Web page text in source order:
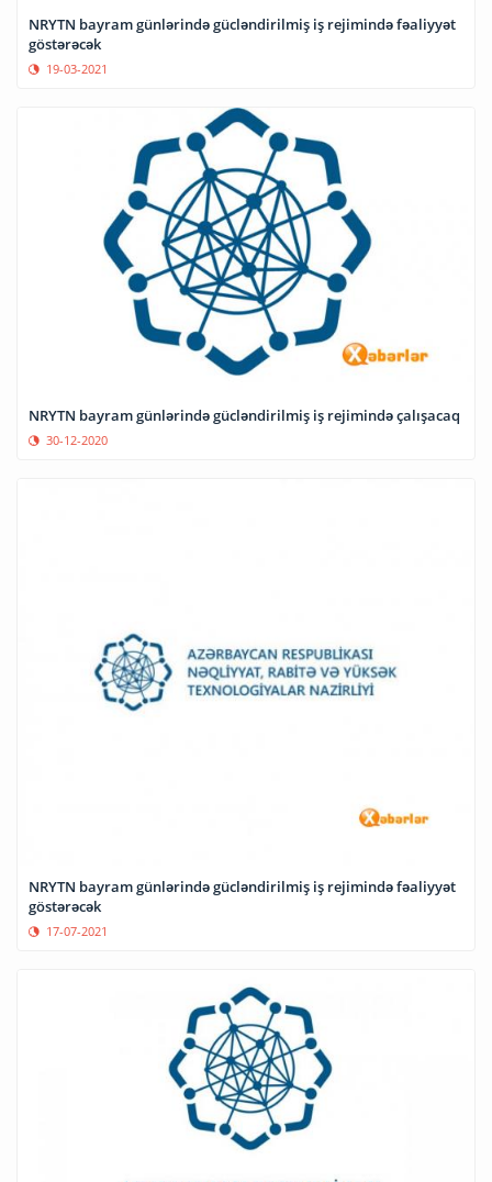
NRYTN bayram günlərində gücləndirilmiş iş rejimində fəaliyyət
göstərəcək
19-03-2021
NRYTN bayram günlərində gücləndirilmiş iş rejimində çalışacaq
30-12-2020
NRYTN bayram günlərində gücləndirilmiş iş rejimində fəaliyyət
göstərəcək
17-07-2021